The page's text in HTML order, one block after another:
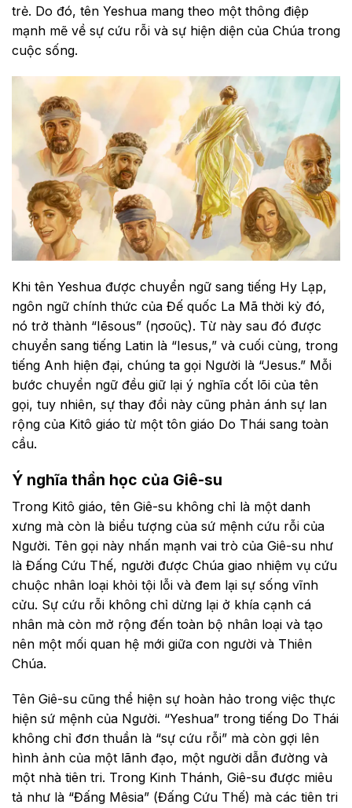
trẻ. Do đó, tên Yeshua mang theo một thông điệp
mạnh mẽ về sự cứu rỗi và sự hiện diện của Chúa trong
cuộc sống.
Khi tên Yeshua được chuyển ngữ sang tiếng Hy Lạp,
ngôn ngữ chính thức của Đế quốc La Mã thời kỳ đó,
nó trở thành “Iēsous” (Ἰησοῦς). Từ này sau đó được
chuyển sang tiếng Latin là “Iesus,” và cuối cùng, trong
tiếng Anh hiện đại, chúng ta gọi Người là “Jesus.” Mỗi
bước chuyển ngữ đều giữ lại ý nghĩa cốt lõi của tên
gọi, tuy nhiên, sự thay đổi này cũng phản ánh sự lan
rộng của Kitô giáo từ một tôn giáo Do Thái sang toàn
cầu.
Ý nghĩa thần học của Giê-su
Trong Kitô giáo, tên Giê-su không chỉ là một danh
xưng mà còn là biểu tượng của sứ mệnh cứu rỗi của
Người. Tên gọi này nhấn mạnh vai trò của Giê-su như
là Đấng Cứu Thế, người được Chúa giao nhiệm vụ cứu
chuộc nhân loại khỏi tội lỗi và đem lại sự sống vĩnh
cửu. Sự cứu rỗi không chỉ dừng lại ở khía cạnh cá
nhân mà còn mở rộng đến toàn bộ nhân loại và tạo
nên một mối quan hệ mới giữa con người và Thiên
Chúa.
Tên Giê-su cũng thể hiện sự hoàn hảo trong việc thực
hiện sứ mệnh của Người. “Yeshua” trong tiếng Do Thái
không chỉ đơn thuần là “sự cứu rỗi” mà còn gợi lên
hình ảnh của một lãnh đạo, một người dẫn đường và
một nhà tiên tri. Trong Kinh Thánh, Giê-su được miêu
tả như là “Đấng Mêsia” (Đấng Cứu Thế) mà các tiên tri